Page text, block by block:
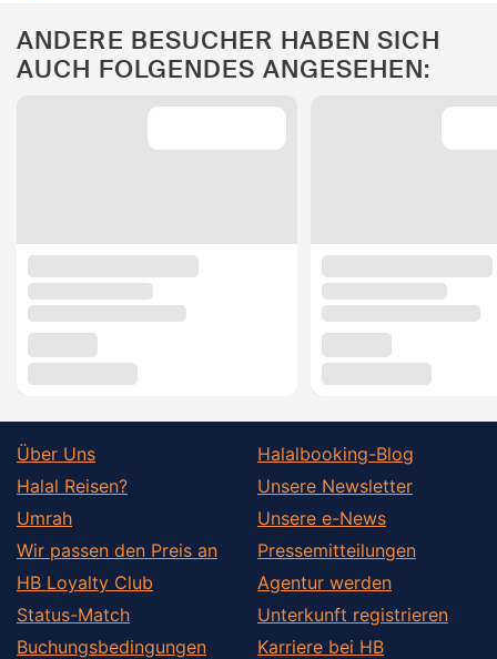
ANDERE BESUCHER HABEN SICH
AUCH FOLGENDES ANGESEHEN:
Über Uns
Halal Reisen?
Umrah
Wir passen den Preis an
HB Loyalty Club
Status-Match
Buchungsbedingungen
Halalbooking-Blog
Unsere Newsletter
Unsere e-News
Pressemitteilungen
Agentur werden
Unterkunft registrieren
Karriere bei HB